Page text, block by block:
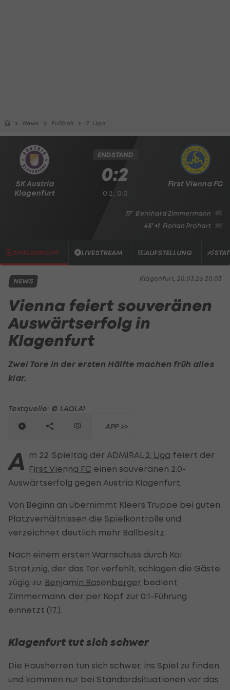
News Fußball 2. Liga
SK Austria
Klagenfurt
First Vienna FC
ENDSTAND
0:2
0:2 , 0:0
17' Bernhard Zimmermann
45' +1 Florian Prohart
SPIELBERICHT LIVESTREAM AUFSTELLUNG
Klagenfurt, 20.03.26 20:03
NEWS
Vienna feiert souveränen
Auswärtserfolg in
Klagenfurt
Zwei Tore in der ersten Hälfte machen früh alles
klar.
Textquelle: © LAOLA1
APP >>
A m 22. Spieltag der ADMIRAL 2. Liga feiert der
First Vienna FC einen souveränen 2:0-
Auswärtserfolg gegen Austria Klagenfurt.
Von Beginn an übernimmt Kleers Truppe bei guten
Platzverhältnissen die Spielkontrolle und
verzeichnet deutlich mehr Ballbesitz.
Nach einem ersten Warnschuss durch Kai
Stratznig, der das Tor verfehlt, schlagen die Gäste
zügig zu: Benjamin Rosenberger bedient
Zimmermann, der per Kopf zur 0:1-Führung
einnetzt (17.).
Klagenfurt tut sich schwer
Die Hausherren tun sich schwer, ins Spiel zu finden,
und kommen nur bei Standardsituationen vor das